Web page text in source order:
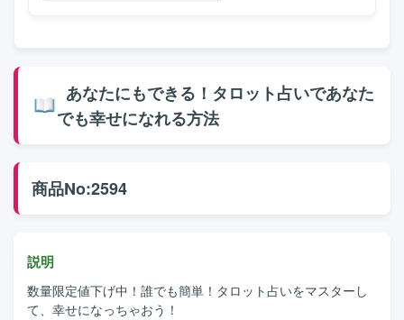
あなたにもできる！タロット占いであなた
でも幸せになれる方法
商品No:2594
説明
数量限定値下げ中！誰でも簡単！タロット占いをマスターし
て、幸せになっちゃおう！